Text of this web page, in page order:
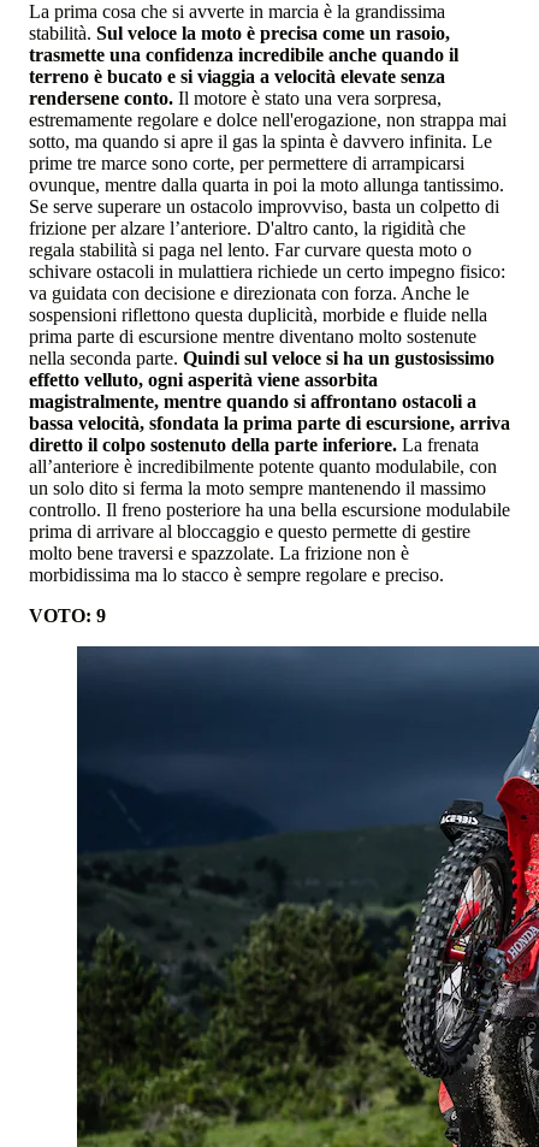
La prima cosa che si avverte in marcia è la grandissima
stabilità. Sul veloce la moto è precisa come un rasoio,
trasmette una confidenza incredibile anche quando il
terreno è bucato e si viaggia a velocità elevate senza
rendersene conto. Il motore è stato una vera sorpresa,
estremamente regolare e dolce nell'erogazione, non strappa mai
sotto, ma quando si apre il gas la spinta è davvero infinita. Le
prime tre marce sono corte, per permettere di arrampicarsi
ovunque, mentre dalla quarta in poi la moto allunga tantissimo.
Se serve superare un ostacolo improvviso, basta un colpetto di
frizione per alzare l’anteriore. D'altro canto, la rigidità che
regala stabilità si paga nel lento. Far curvare questa moto o
schivare ostacoli in mulattiera richiede un certo impegno fisico:
va guidata con decisione e direzionata con forza. Anche le
sospensioni riflettono questa duplicità, morbide e fluide nella
prima parte di escursione mentre diventano molto sostenute
nella seconda parte. Quindi sul veloce si ha un gustosissimo
effetto velluto, ogni asperità viene assorbita
magistralmente, mentre quando si affrontano ostacoli a
bassa velocità, sfondata la prima parte di escursione, arriva
diretto il colpo sostenuto della parte inferiore. La frenata
all’anteriore è incredibilmente potente quanto modulabile, con
un solo dito si ferma la moto sempre mantenendo il massimo
controllo. Il freno posteriore ha una bella escursione modulabile
prima di arrivare al bloccaggio e questo permette di gestire
molto bene traversi e spazzolate. La frizione non è
morbidissima ma lo stacco è sempre regolare e preciso.
VOTO: 9